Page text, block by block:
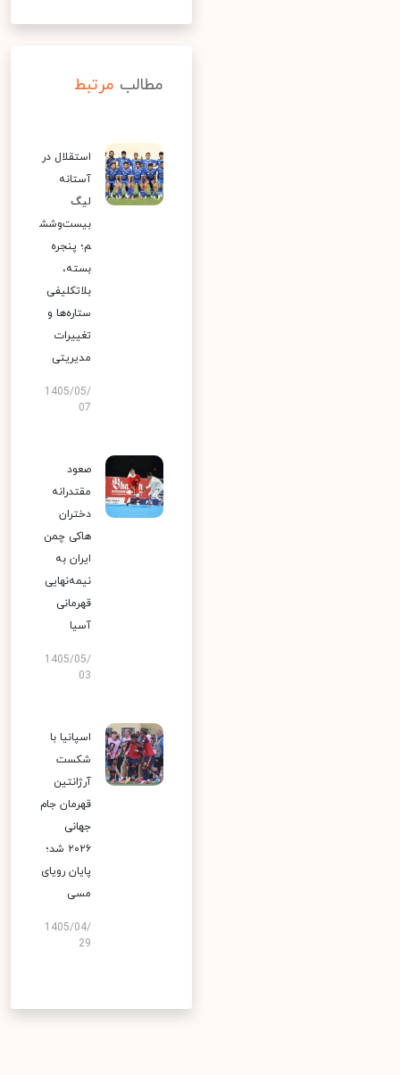
مطالب مرتبط
استقلال در
آستانه
لیگ
بیست‌وشش
م؛ پنجره
بسته،
بلاتکلیفی
ستاره‌ها و
تغییرات
مدیریتی
1405/05/
07
صعود
مقتدرانه
دختران
هاکی چمن
ایران به
نیمه‌نهایی
قهرمانی
آسیا
1405/05/
03
اسپانیا با
شکست
آرژانتین
قهرمان جام
جهانی
۲۰۲۶ شد؛
پایان رویای
مسی
1405/04/
29